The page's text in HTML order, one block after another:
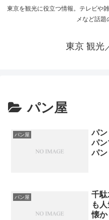
東京を観光に役立つ情報。テレビや
メなど話題
東京 観光
パン屋
パン屋
パン
パ
パ
パン屋
千
も
懐